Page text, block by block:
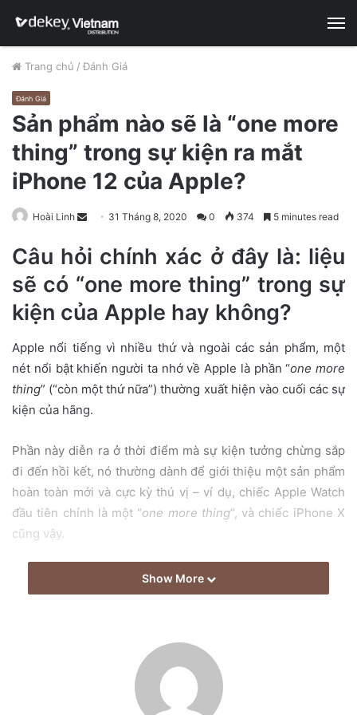
Trang chủ / Đánh Giá
Đánh Giá
Sản phẩm nào sẽ là “one more
thing” trong sự kiện ra mắt
iPhone 12 của Apple?
Hoài Linh
n
a
n
m
a
i
l
31 Tháng 8, 2020 0 374 5 minutes read
Câu hỏi chính xác ở đây là: liệu
sẽ có “one more thing” trong sự
kiện của Apple hay không?
Apple nổi tiếng vì nhiều thứ và ngoài các sản phẩm, một
nét nổi bật khiến người ta nhớ về Apple là phần “one more
thing” (“còn một thứ nữa”) thường xuất hiện vào cuối các sự
kiện của hãng.
Phần này diễn ra ở thời điểm mà sự kiện tưởng chừng sắp
đi đến hồi kết, nó thường dành để giới thiệu một sản phẩm
hoàn toàn mới và cực kỳ thú vị – ví dụ, chiếc Apple Watch
đầu tiên chính là một “one more thing“, và chiếc iPhone X
cũng vậy.
Sự kiện ra mắt sản phẩm tiếp theo của Apple sắp diễn ra –
có thể là đầu tháng 9 hoặc tháng 10, với trọng tâm là dòng
này Apple sẽ tiếp tục có một “
one more thing
Và nếu có, đó sẽ là thứ gì?
Show More